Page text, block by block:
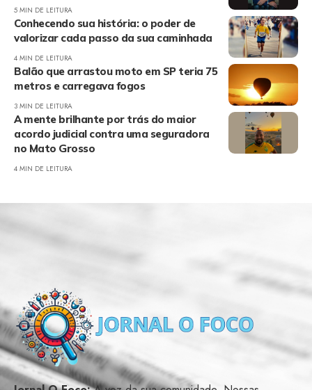
5 MIN DE LEITURA
Conhecendo sua história: o poder de
valorizar cada passo da sua caminhada
4 MIN DE LEITURA
Balão que arrastou moto em SP teria 75
metros e carregava fogos
3 MIN DE LEITURA
A mente brilhante por trás do maior
acordo judicial contra uma seguradora
no Mato Grosso
4 MIN DE LEITURA